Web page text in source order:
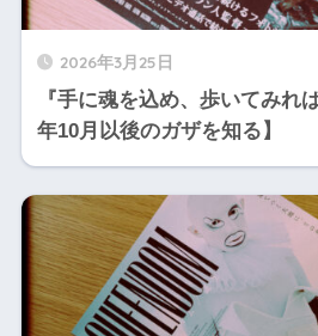
2026年3月25日
『手に魂を込め、歩いてみれ
年10月以後のガザを知る】